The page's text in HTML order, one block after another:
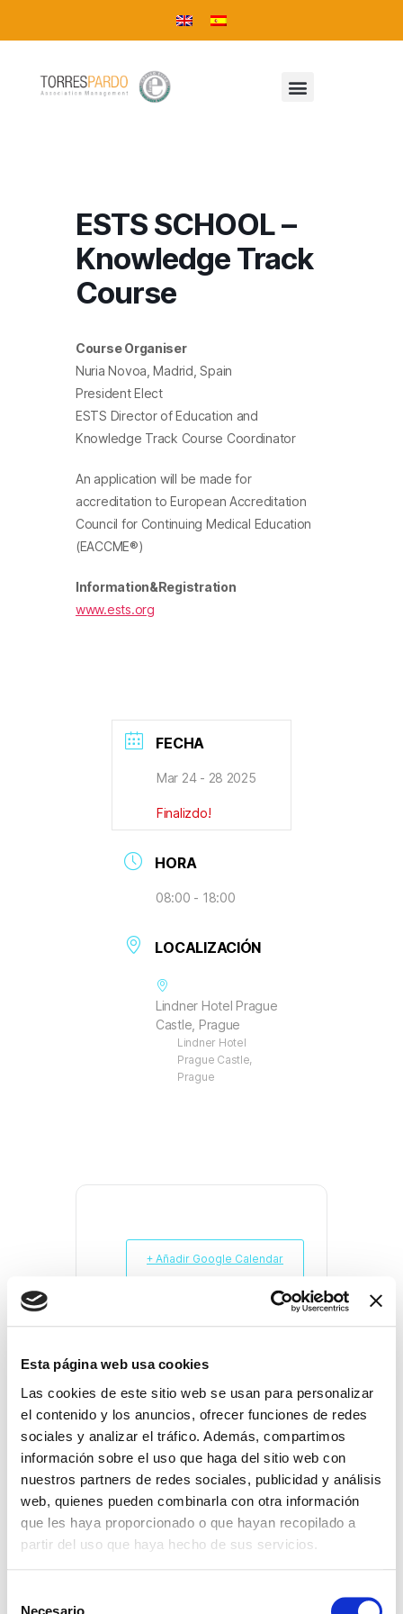
Esta página web usa cookies
Las cookies de este sitio web se usan para personalizar
el contenido y los anuncios, ofrecer funciones de redes
sociales y analizar el tráfico. Además, compartimos
información sobre el uso que haga del sitio web con
nuestros partners de redes sociales, publicidad y análisis
web, quienes pueden combinarla con otra información
que les haya proporcionado o que hayan recopilado a
partir del uso que haya hecho de sus servicios.
ESTS SCHOOL –
Knowledge Track
Course
Course Organiser
Nuria Novoa, Madrid, Spain
President Elect
ESTS Director of Education and
Knowledge Track Course Coordinator
An application will be made for
accreditation to European Accreditation
Council for Continuing Medical Education
(EACCME®)
Information&Registration
www.ests.org
FECHA
Mar 24 - 28 2025
Finalizdo!
HORA
08:00 - 18:00
LOCALIZACIÓN
Lindner Hotel Prague
Castle, Prague
Lindner Hotel
Prague Castle,
Prague
+ Añadir Google Calendar
COMPARTIR ESTE
EVENTO